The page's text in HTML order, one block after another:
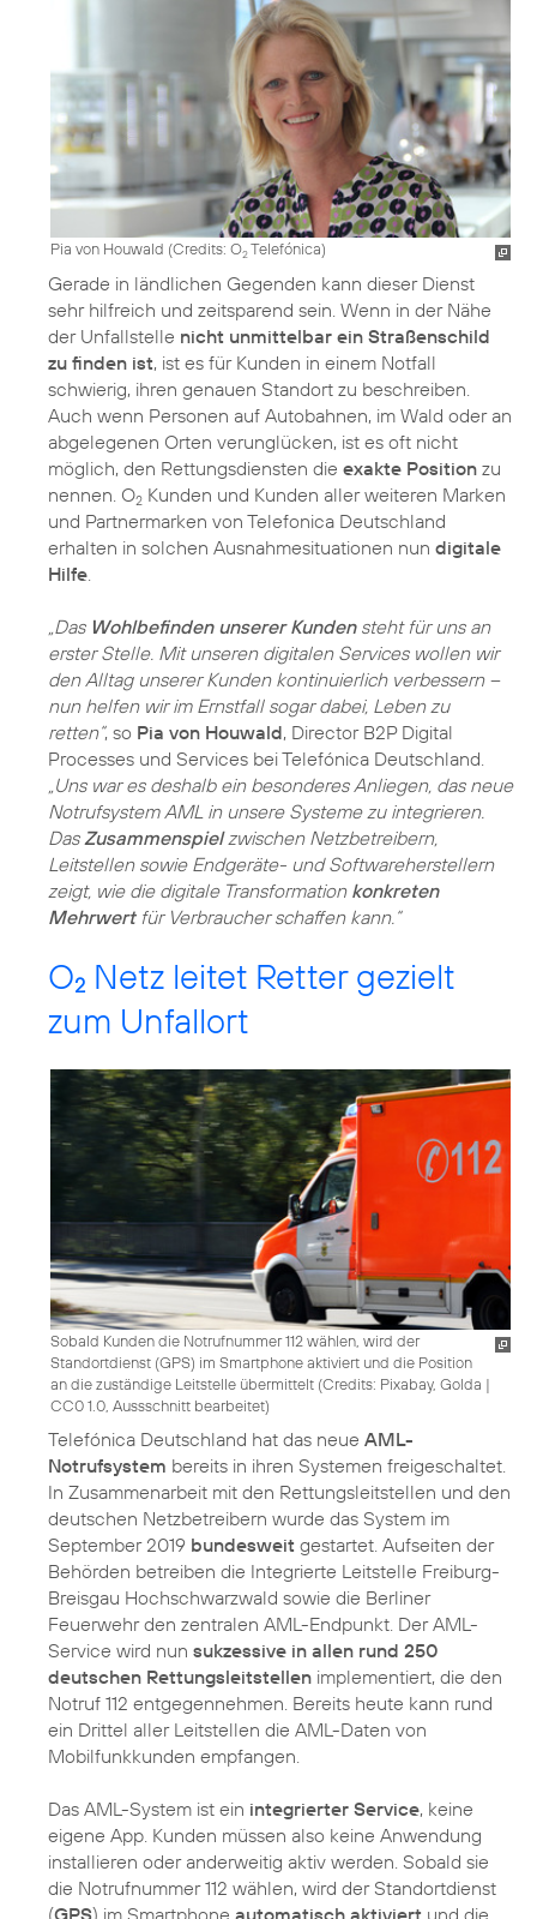
Pia von Houwald (Credits: O2Telefónica)
Gerade in ländlichen Gegenden kann dieser Dienst
sehr hilfreich und zeitsparend sein. Wenn in der Nähe
der Unfallstelle nicht unmittelbar ein Straßenschild
zu finden ist, ist es für Kunden in einem Notfall
schwierig, ihren genauen Standort zu beschreiben.
Auch wenn Personen auf Autobahnen, im Wald oder an
abgelegenen Orten verunglücken, ist es oft nicht
möglich, den Rettungsdiensten die exakte Position zu
nennen. O2 Kunden und Kunden aller weiteren Marken
und Partnermarken von Telefonica Deutschland
erhalten in solchen Ausnahmesituationen nun digitale
Hilfe.
„Das Wohlbefinden unserer Kundensteht für uns an
erster Stelle. Mit unseren digitalen Services wollen wir
den Alltag unserer Kunden kontinuierlich verbessern –
nun helfen wir im Ernstfall sogar dabei, Leben zu
retten“, so Pia von Houwald, Director B2P Digital
Processes und Services bei Telefónica Deutschland.
„Uns war es deshalb ein besonderes Anliegen, das neue
Notrufsystem AML in unsere Systeme zu integrieren.
DasZusammenspielzwischen Netzbetreibern,
Leitstellen sowie Endgeräte- und Softwareherstellern
zeigt, wie die digitale Transformation konkreten
Mehrwertfür Verbraucher schaffen kann.“
O2 Netz leitet Retter gezielt
zum Unfallort
Sobald Kunden die Notrufnummer 112 wählen, wird der
Standortdienst (GPS) im Smartphone aktiviert und die Position
an die zuständige Leitstelle übermittelt (Credits: Pixabay, Golda |
CC0 1.0, Aussschnitt bearbeitet)
Telefónica Deutschland hat das neue AML-
Notrufsystem bereits in ihren Systemen freigeschaltet.
In Zusammenarbeit mit den Rettungsleitstellen und den
deutschen Netzbetreibern wurde das System im
September 2019 bundesweit gestartet. Aufseiten der
Behörden betreiben die Integrierte Leitstelle Freiburg-
Breisgau Hochschwarzwald sowie die Berliner
Feuerwehr den zentralen AML-Endpunkt. Der AML-
Service wird nun sukzessive in allen rund 250
deutschen Rettungsleitstellen implementiert, die den
Notruf 112 entgegennehmen. Bereits heute kann rund
ein Drittel aller Leitstellen die AML-Daten von
Mobilfunkkunden empfangen.
Das AML-System ist ein integrierter Service, keine
eigene App. Kunden müssen also keine Anwendung
installieren oder anderweitig aktiv werden. Sobald sie
die Notrufnummer 112 wählen, wird der Standortdienst
(GPS) im Smartphone automatisch aktiviert und die